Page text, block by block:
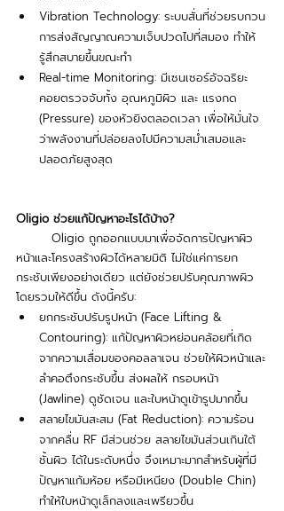
Vibration Technology: ระบบสั่นที่ช่วยรบกวน
การส่งสัญญาณความเจ็บปวดไปที่สมอง ทำให้
รู้สึกสบายขึ้นขณะทำ
Real-time Monitoring: มีเซนเซอร์อัจฉริยะ
คอยตรวจจับทั้ง อุณหภูมิผิว และ แรงกด
(Pressure) ของหัวยิงตลอดเวลา เพื่อให้มั่นใจ
ว่าพลังงานที่ปล่อยลงไปมีความสม่ำเสมอและ
ปลอดภัยสูงสุด
Oligio ช่วยแก้ปัญหาอะไรได้บ้าง?
หน้าและโครงสร้างผิวได้หลายมิติ ไม่ใช่แค่การยก
กระชับเพียงอย่างเดียว แต่ยังช่วยปรับคุณภาพผิว
โดยรวมให้ดีขึ้น ดังนี้ครับ:
ยกกระชับปรับรูปหน้า (Face Lifting &
Contouring): แก้ปัญหาผิวหย่อนคล้อยที่เกิด
จากความเสื่อมของคอลลาเจน ช่วยให้ผิวหน้าและ
ลำคอตึงกระชับขึ้น ส่งผลให้ กรอบหน้า
(Jawline) ดูชัดเจน และใบหน้าดูเข้ารูปมากขึ้น
สลายไขมันสะสม (Fat Reduction): ความร้อน
จากคลื่น RF มีส่วนช่วย สลายไขมันส่วนเกินใต้
ชั้นผิว ได้ในระดับหนึ่ง จึงเหมาะมากสำหรับผู้ที่มี
ปัญหาแก้มห้อย หรือมีเหนียง (Double Chin)
ทำให้ใบหน้าดูเล็กลงและเพรียวขึ้น